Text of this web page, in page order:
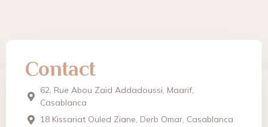
Contact
62, Rue Abou Zaid Addadoussi, Maarif,
Casablanca
18 Kissariat Ouled Ziane, Derb Omar, Casablanca